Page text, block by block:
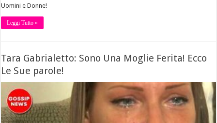
Uomini e Donne!
Leggi Tutto »
Tara Gabrialetto: Sono Una Moglie Ferita! Ecco
Le Sue parole!